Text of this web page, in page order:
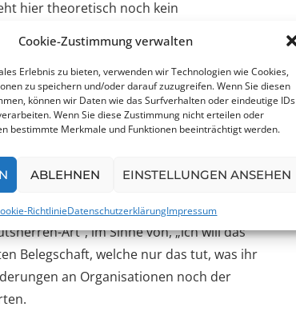
Cookie-Zustimmung verwalten
Erlebnis zu bieten, verwenden wir Technologien wie Cookies,
zu speichern und/oder darauf zuzugreifen. Wenn Sie diesen
können wir Daten wie das Surfverhalten oder eindeutige IDs
Wenn Sie diese Zustimmung nicht erteilen oder
bestimmte Merkmale und Funktionen beeinträchtigt werden.
ABLEHNEN EINSTELLUNGEN ANSEHEN
RichtlinieDatenschutzerklärungImpressum
hier theoretisch noch kein
kompetenten Entscheidungen gegeben.
hinzu. Dieses besagt, dass Personen
und dort dann verbleiben. Und schon
„Peter-Prinzip“ geht meines Wissens
notwendig sind. So besehen,
Die Konsequenzen aus diesem Prinzip
von (fachlicher) Autorität steht
Art“, im Sinne von, „ich will das
Belegschaft, welche nur das tut, was ihr
an Organisationen noch der